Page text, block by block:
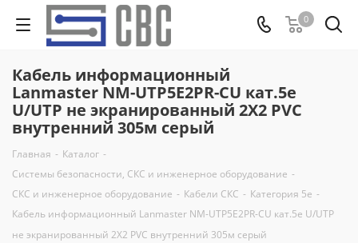
0
Кабель информационный
Lanmaster NM-UTP5E2PR-CU кат.5е
U/UTP не экранированный 2X2 PVC
внутренний 305м серый
Главная - Каталог -
Системы безопасности, СКС и инженерное оборудование -
СКС и инженерное оборудование - Кабели СКС - Категория 5e -
Кабель информационный Lanmaster NM-UTP5E2PR-CU кат.5е U/UTP
не экранированный 2X2 PVC внутренний 305м серый